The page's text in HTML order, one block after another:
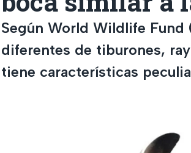
Según World Wildlife
diferentes de tiburones,
tiene características